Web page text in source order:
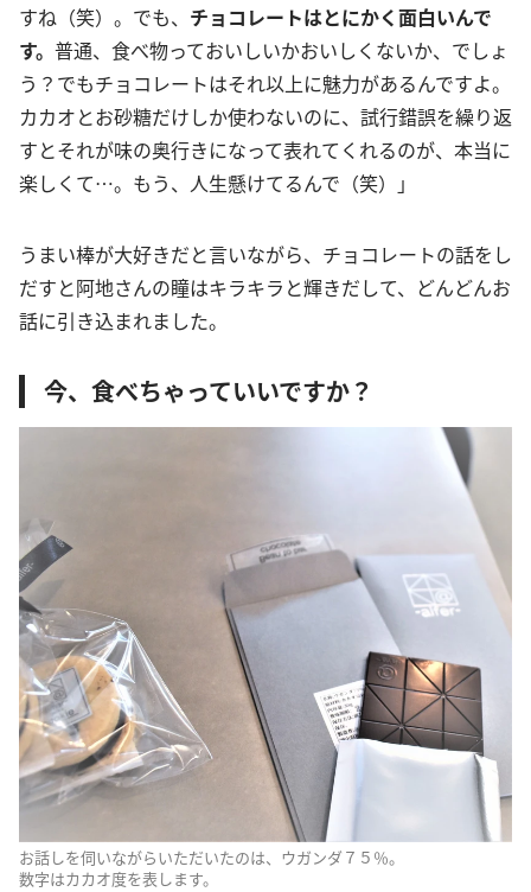
すね（笑）。でも、 チョコレートはとにかく面白いんで
す。 普通、食べ物っておいしいかおいしくないか、でしょ
う？でもチョコレートはそれ以上に魅力があるんですよ。
カカオとお砂糖だけしか使わないのに、試行錯誤を繰り返
すとそれが味の奥行きになって表れてくれるのが、本当に
楽しくて…。もう、人生懸けてるんで（笑）」
うまい棒が大好きだと言いながら、チョコレートの話をし
だすと阿地さんの瞳はキラキラと輝きだして、どんどんお
話に引き込まれました。
今、食べちゃっていいですか？
お話しを伺いながらいただいたのは、ウガンダ７５％。
数字はカカオ度を表します。